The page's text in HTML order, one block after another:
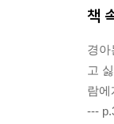
책
경
고
람에
---